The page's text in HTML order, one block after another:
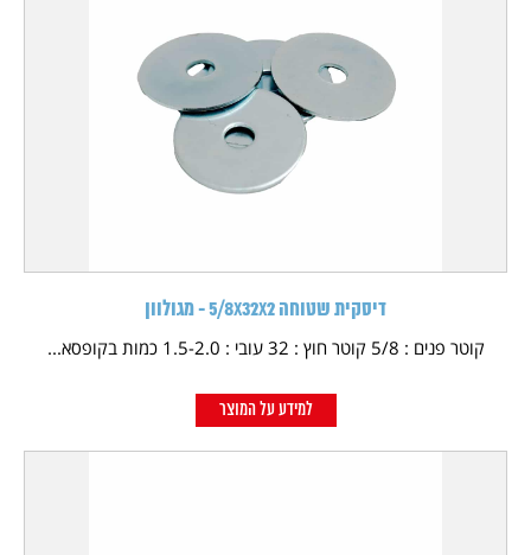
דיסקית שטוחה 5/8X32X2 - מגולוון
קוטר פנים : 5/8 קוטר חוץ : 32 עובי : 1.5-2.0 כמות בקופסא...
למידע על המוצר